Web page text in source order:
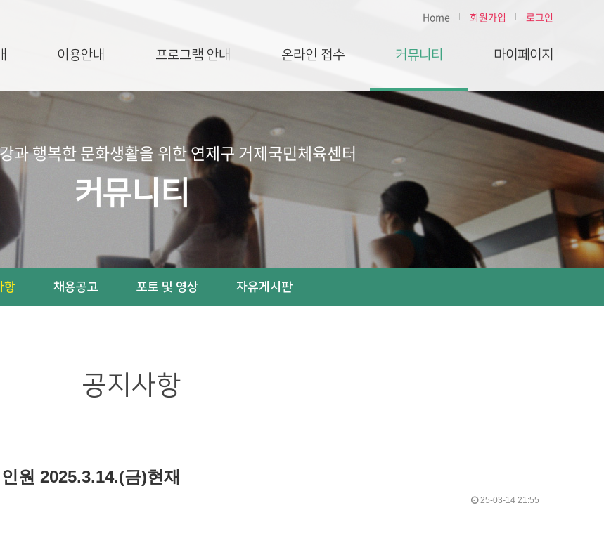
Home 회원가입 로그인
이용안내 프로그램 안내 온라인 접수 커뮤니티 마이페이지
과 행복한 문화생활을 위한 연제구 거제국민체육센터
커뮤니티
항 채용공고 포토 및 영상 자유게시판
공지사항
원 2025.3.14.(금)현재
작25-03-14 21:55